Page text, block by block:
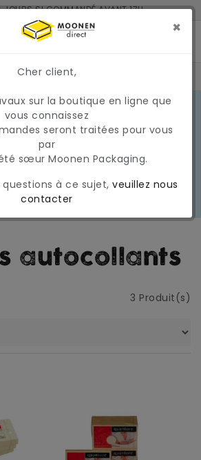
JOURS SI COMMANDÉ AVANT 17H
MINIMUM DE COMMANDE : 150 €
EN MARS
actuelles
et la
varier
surcharge
et variable.
EN
SAVOIR
autocollants
3 Produit(s)
×
Cher client,
sur la boutique en ligne que
vous connaissez
seront traitées pour vous
par
sœur Moonen Packaging.
questions à ce sujet, veuillez nous
contacter